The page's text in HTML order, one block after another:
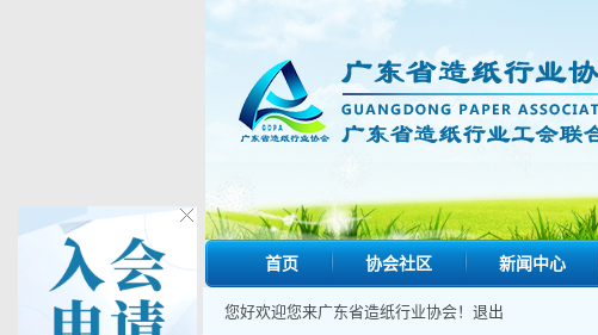
首页 协会社区 新闻中心
您好欢迎您来广东省造纸行业协会！ 退出